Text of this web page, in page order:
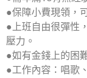
●保障小費現領，
●上班自由很彈性
壓力。
●如有金錢上的困
●工作內容：唱歌